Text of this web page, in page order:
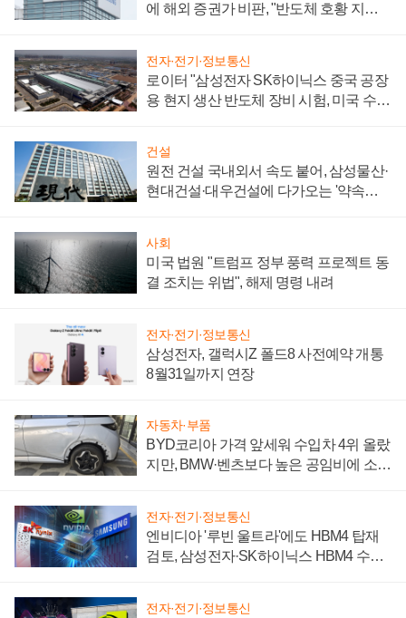
에 해외 증권가 비판, "반도체 호황 지속
전자·전기·정보통신
로이터 "삼성전자 SK하이닉스 중국 공장
용 현지 생산 반도체 장비 시험, 미국 수출
건설
원전 건설 국내외서 속도 붙어, 삼성물산·
현대건설·대우건설에 다가오는 '약속의
사회
미국 법원 "트럼프 정부 풍력 프로젝트 동
결 조치는 위법", 해제 명령 내려
전자·전기·정보통신
삼성전자, 갤럭시Z 폴드8 사전예약 개통
8월31일까지 연장
자동차·부품
BYD코리아 가격 앞세워 수입차 4위 올랐
지만, BMW·벤츠보다 높은 공임비에 소비
전자·전기·정보통신
엔비디아 '루빈 울트라'에도 HBM4 탑재
검토, 삼성전자·SK하이닉스 HBM4 수율
전자·전기·정보통신